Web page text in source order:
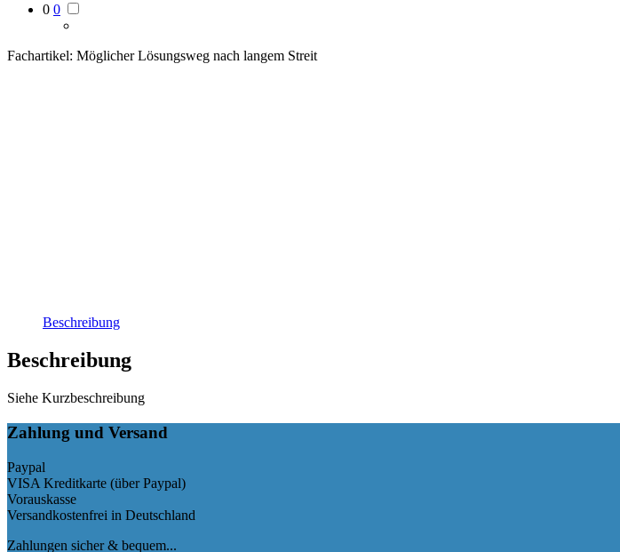
0 0
Fachartikel: Möglicher Lösungsweg nach langem Streit
Beschreibung
Beschreibung
Siehe Kurzbeschreibung
Zahlung und Versand
Paypal
VISA Kreditkarte (über Paypal)
Vorauskasse
Versandkostenfrei in Deutschland
Zahlungen sicher & bequem...